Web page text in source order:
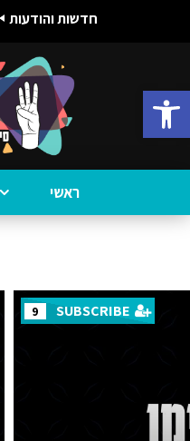
פתח סרגל נגישות
חדשות והודעות
ראשי
SUBSCRIBE
9